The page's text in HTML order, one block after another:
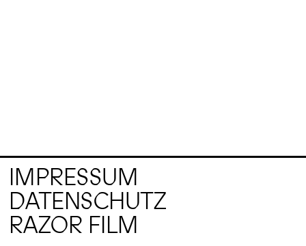
IMPRESSUM
DATENSCHUTZ
RAZOR FILM